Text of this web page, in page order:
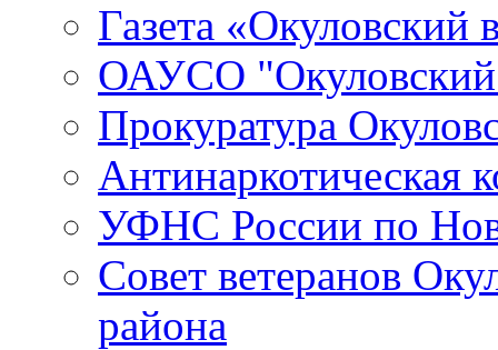
Газета «Окуловский
ОАУСО
Прокуратура
Антинаркотическая
УФНС России по
Совет ветеранов
района